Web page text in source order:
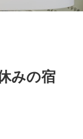
みの宿